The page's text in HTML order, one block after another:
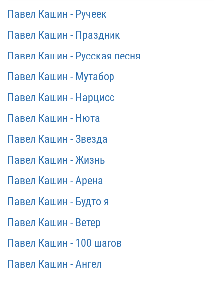
Павел Кашин - Ручеек
Павел Кашин - Праздник
Павел Кашин - Русская песня
Павел Кашин - Мутабор
Павел Кашин - Нарцисс
Павел Кашин - Нюта
Павел Кашин - Звезда
Павел Кашин - Жизнь
Павел Кашин - Арена
Павел Кашин - Будто я
Павел Кашин - Ветер
Павел Кашин - 100 шагов
Павел Кашин - Ангел